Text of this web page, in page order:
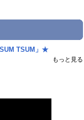
TSUM」★
もっと見る